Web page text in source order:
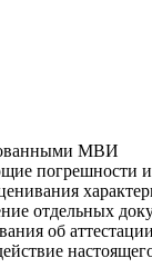
МВИ
погрешности
отдельных
об